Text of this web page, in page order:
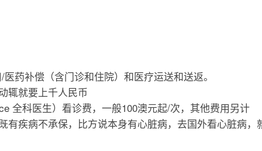
药补偿（含门诊和住院）和医疗运送和送返。
辄就要上千人民币
全科医生）看诊费，一般100澳元起/次，其他费用另计
有疾病不承保，比方说本身有心脏病，去国外看心脏病，